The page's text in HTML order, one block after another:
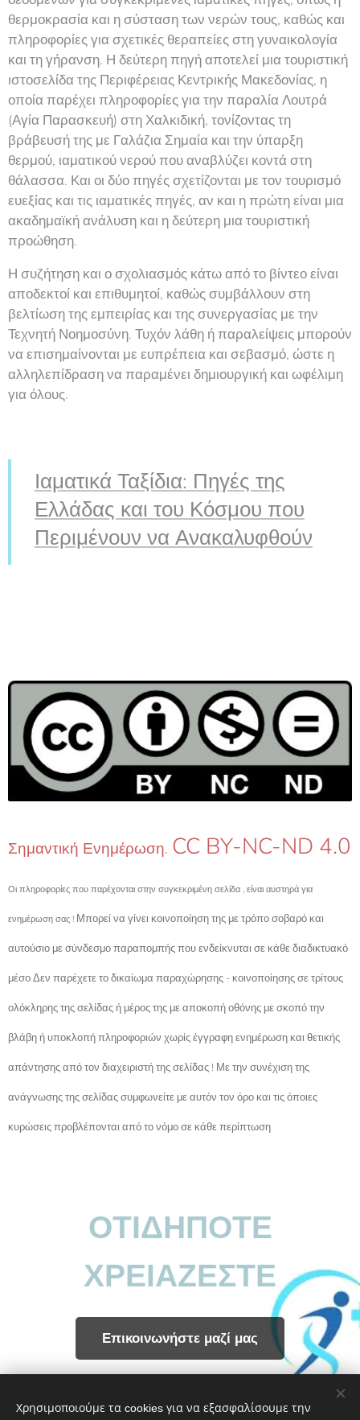
θερμοκρασία και η σύσταση των νερών τους, καθώς και
πληροφορίες για σχετικές θεραπείες στη γυναικολογία
και τη γήρανση. Η δεύτερη πηγή αποτελεί μια τουριστική
ιστοσελίδα της Περιφέρειας Κεντρικής Μακεδονίας, η
οποία παρέχει πληροφορίες για την παραλία Λουτρά
(Αγία Παρασκευή) στη Χαλκιδική, τονίζοντας τη
βράβευσή της με Γαλάζια Σημαία και την ύπαρξη
θερμού, ιαματικού νερού που αναβλύζει κοντά στη
θάλασσα. Και οι δύο πηγές σχετίζονται με τον τουρισμό
ευεξίας και τις ιαματικές πηγές, αν και η πρώτη είναι μια
ακαδημαϊκή ανάλυση και η δεύτερη μια τουριστική
προώθηση.
Η συζήτηση και ο σχολιασμός κάτω από το βίντεο είναι
αποδεκτοί και επιθυμητοί, καθώς συμβάλλουν στη
βελτίωση της εμπειρίας και της συνεργασίας με την
Τεχνητή Νοημοσύνη. Τυχόν λάθη ή παραλείψεις μπορούν
να επισημαίνονται με ευπρέπεια και σεβασμό, ώστε η
αλληλεπίδραση να παραμένει δημιουργική και ωφέλιμη
για όλους.
Ιαματικά Ταξίδια: Πηγές της
Ελλάδας και του Κόσμου που
Περιμένουν να Ανακαλυφθούν
Σημαντική Ενημέρωση. CC BY-NC-ND 4.0
Οι πληροφορίες που παρέχονται στην συγκεκριμένη σελίδα , είναι αυστηρά για
ενημέρωση σας ! Μπορεί να γίνει κοινοποίηση της με τρόπο σοβαρό και
αυτούσιο με σύνδεσμο παραπομπής που ενδείκνυται σε κάθε διαδικτυακό
μέσο Δεν παρέχετε το δικαίωμα παραχώρησης - κοινοποίησης σε τρίτους
ολόκληρης της σελίδας ή μέρος της με αποκοπή οθόνης με σκοπό την
βλάβη ή υποκλοπή πληροφοριών χωρίς έγγραφη ενημέρωση και θετικής
απάντησης από τον διαχειριστή της σελίδας ! Με την συνέχιση της
ανάγνωσης της σελίδας συμφωνείτε με αυτόν τον όρο και τις όποιες
κυρώσεις προβλέπονται από το νόμο σε κάθε περίπτωση
ΟΤΙΔΗΠΟΤΕ
ΧΡΕΙΑΖΕΣΤΕ
Επικοινωνήστε μαζί μας
Χρησιμοποιούμε τα cookies για να εξασφαλίσουμε την